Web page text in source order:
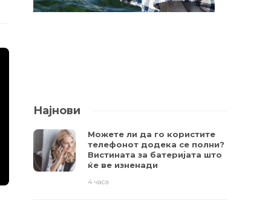
Најнови
Можете ли да го користите
телефонот додека се полни?
Вистината за батеријата што
ќе ве изненади
4 часа